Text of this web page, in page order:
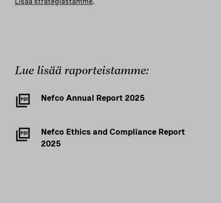
Lue lisää raporteistamme:
Nefco Annual Report 2025
Nefco Ethics and Compliance Report
2025